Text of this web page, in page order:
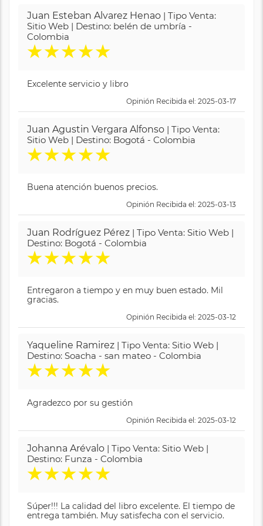
Juan Esteban Alvarez Henao | Tipo Venta:
Sitio Web | Destino: belén de umbría -
Colombia
★★★★★
Excelente servicio y libro
Opinión Recibida el: 2025-03-17
Juan Agustin Vergara Alfonso | Tipo Venta:
Sitio Web | Destino: Bogotá - Colombia
★★★★★
Buena atención buenos precios.
Opinión Recibida el: 2025-03-13
Juan Rodríguez Pérez | Tipo Venta: Sitio Web |
Destino: Bogotá - Colombia
★★★★★
Entregaron a tiempo y en muy buen estado. Mil
gracias.
Opinión Recibida el: 2025-03-12
Yaqueline Ramirez | Tipo Venta: Sitio Web |
Destino: Soacha - san mateo - Colombia
★★★★★
Agradezco por su gestión
Opinión Recibida el: 2025-03-12
Johanna Arévalo | Tipo Venta: Sitio Web |
Destino: Funza - Colombia
★★★★★
Súper!!! La calidad del libro excelente. El tiempo de
entrega también. Muy satisfecha con el servicio.